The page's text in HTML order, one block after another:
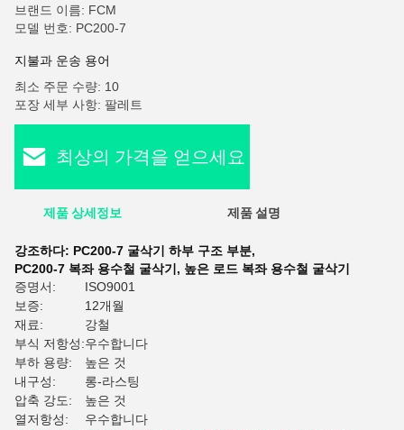
브랜드 이름: FCM
모델 번호: PC200-7
지불과 운송 용어
최소 주문 수량: 10
포장 세부 사항: 팔레트
최상의 가격을 얻으세요
제품 상세정보 제품 설명
강조하다: PC200-7 굴삭기 하부 구조 부분,
PC200-7 복좌 용수철 굴삭기 , 높은 로드 복좌 용수철 굴삭기
증명서:
ISO9001
보증:
12개월
재료:
강철
부식 저항성:우수합니다
부하 용량:
높은 것
내구성:
롱-라스팅
압축 강도:
높은 것
열저항성:
우수합니다